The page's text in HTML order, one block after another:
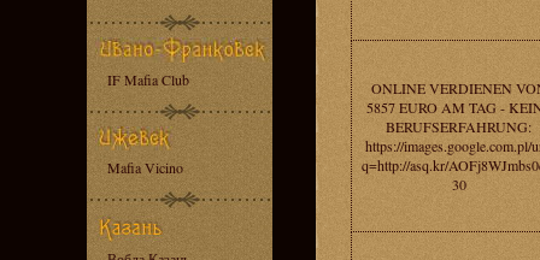
IF Mafia Club
Mafia Vicino
ONLINE VERDIENEN
5857 EURO AM TAG -
BERUFSERFAHRUNG:
https://images.google.com.pl/
q=http://asq.kr/
30